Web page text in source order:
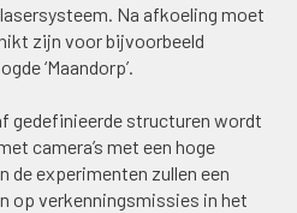
Na afkoeling moet
zijn voor bijvoorbeeld
‘Maandorp’.
gedefinieerde structuren wordt
camera’s met een hoge
de experimenten zullen een
op verkenningsmissies in het